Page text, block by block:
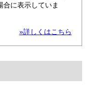
合に表示していま
»詳しくはこちら